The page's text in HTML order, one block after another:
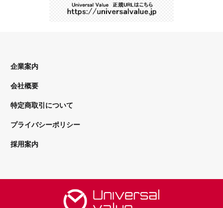
企業案内
会社概要
特定商取引について
プライバシーポリシー
採用案内